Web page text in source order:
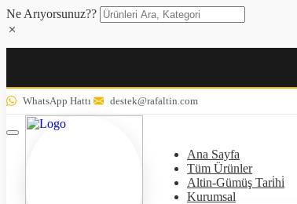
Ne Arıyorsunuz??
WhatsApp Hattı destek@rafaltin.com
Ana Sayfa
Tüm Ürünler
Altin-Gümüş Tari̇hi̇
Kurumsal